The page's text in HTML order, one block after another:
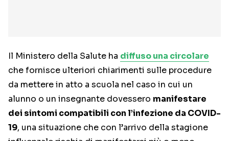
Il Ministero della Salute ha diffuso una circolare
che fornisce ulteriori chiarimenti sulle procedure
da mettere in atto a scuola nel caso in cui un
alunno o un insegnante dovessero manifestare
dei sintomi compatibili con l’infezione da COVID-
19, una situazione che con l’arrivo della stagione